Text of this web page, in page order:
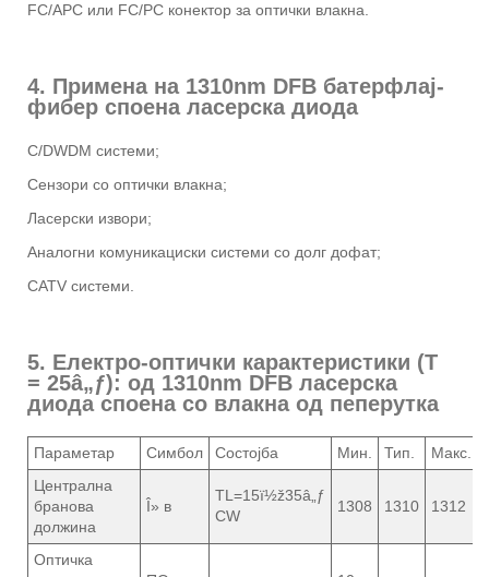
FC/APC или FC/PC конектор за оптички влакна.
4. Примена на 1310nm DFB батерфлај-
фибер споена ласерска диода
C/DWDM системи;
Сензори со оптички влакна;
Ласерски извори;
Аналогни комуникациски системи со долг дофат;
CATV системи.
5. Електро-оптички карактеристики (T
= 25â„ƒ): од 1310nm DFB ласерска
диода споена со влакна од пеперутка
Параметар Симбол Состојба Мин. Тип. Макс.
Централна
бранова
должина
Î» в
TL=15ï½ž35â„ƒ
CW
1308 1310 1312
Оптичка